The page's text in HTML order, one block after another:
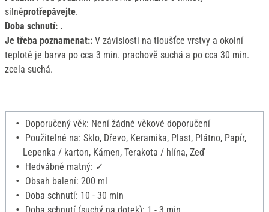
silněprotřepávejte.
Doba schnutí: .
Je třeba poznamenat:: V závislosti na tloušťce vrstvy a okolní
teplotě je barva po cca 3 min. prachově suchá a po cca 30 min.
zcela suchá.
Doporučený věk: Není žádné věkové doporučení
Použitelné na: Sklo, Dřevo, Keramika, Plast, Plátno, Papír,
Lepenka / karton, Kámen, Terakota / hlína, Zeď
Hedvábně matný: ✓
Obsah balení: 200 ml
Doba schnutí: 10 - 30 min